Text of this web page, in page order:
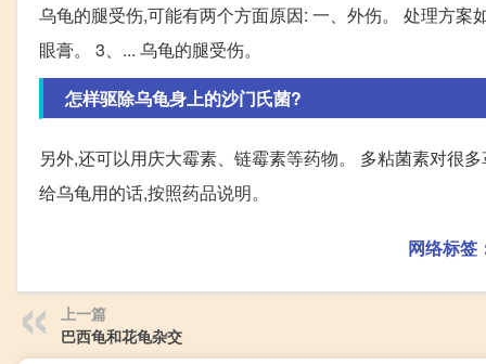
乌龟的腿受伤,可能有两个方面原因: 一、外伤。 处理方
眼膏。 3、... 乌龟的腿受伤。
怎样驱除乌龟身上的沙门氏菌?
另外,还可以用庆大霉素、链霉素等药物。 多粘菌素对很
给乌龟用的话,按照药品说明。
网络标签
上一篇
巴西龟和花龟杂交